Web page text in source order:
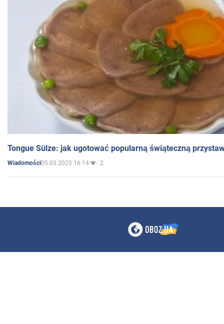
Tongue Sülze: jak ugotować popularną świąteczną
Wiadomości05.03.2025 16:14 2